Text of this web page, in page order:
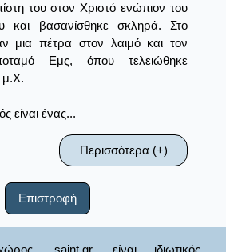
του στον Χριστό ενώπιον του
και βασανίσθηκε σκληρά. Στο
μια πέτρα στον λαιμό και τον
Εμς, όπου τελειώθηκε
μ.Χ.
είναι ένας...
Περισσότερα (+)
Επιστροφή
saint.gr, είναι ιδιωτικός